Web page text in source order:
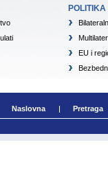
POLITIKA
EU i
Naslovna Pretraga